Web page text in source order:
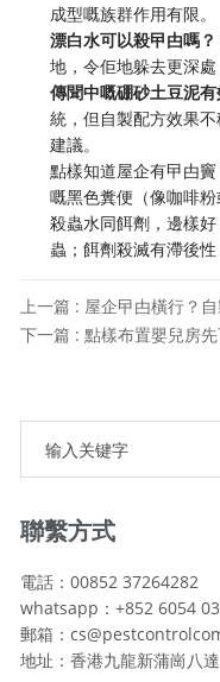
成型嘅族群作用有限。
漂白水可以殺曱甴嗎？
地，令佢地躲去更深處
傳聞中嘅硼砂土豆泥有
統，但自製配方效果
建議。
點樣知道屋企有曱甴
嘅黑色糞便（像咖啡粉
殺蟲水同餌劑，邊樣
蟲；餌劑殺滅有滯後
上一篇 : 屋企曱甴橫行？
下一篇 : 點樣布置嬰兒房
聯繫方式
電話：00852 37264282
whatsapp：+852 6054
郵箱：
地址：香港九龍新蒲崗八